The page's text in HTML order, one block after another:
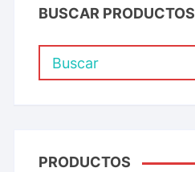
BUSCAR PRODUCTOS
PRODUCTOS